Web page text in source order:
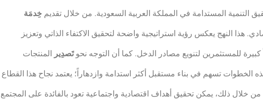
التنمية المستدامة في المملكة العربية السعودية. من خلال تقديمخِدمَة
هذا النهج يعكس رؤية استراتيجية واضحة لتحقيق الاكتفاء الذاتي وتعزيز
للمستثمرين لتنويع مصادر الدخل. كما أن التوجه نحوتَصدِير المنتجات
الخطوات تسهم في بناء مستقبل أكثر استدامة وازدهاراً؛ يعتمد نجاح هذا القطاع
خلال ذلك، يمكن تحقيق أهداف اقتصادية واجتماعية تعود بالفائدة على المجتمع